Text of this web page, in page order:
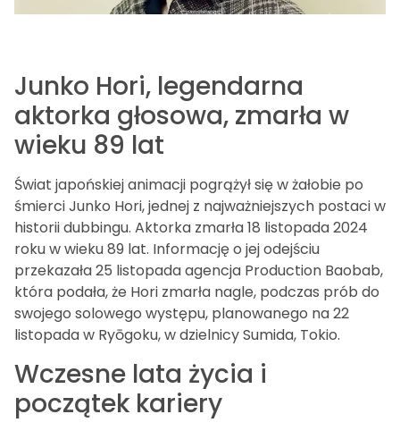
Junko Hori, legendarna
aktorka głosowa, zmarła w
wieku 89 lat
Świat japońskiej animacji pogrążył się w żałobie po
śmierci Junko Hori, jednej z najważniejszych postaci w
historii dubbingu. Aktorka zmarła 18 listopada 2024
roku w wieku 89 lat. Informację o jej odejściu
przekazała 25 listopada agencja Production Baobab,
która podała, że Hori zmarła nagle, podczas prób do
swojego solowego występu, planowanego na 22
listopada w Ryōgoku, w dzielnicy Sumida, Tokio.
Wczesne lata życia i
początek kariery